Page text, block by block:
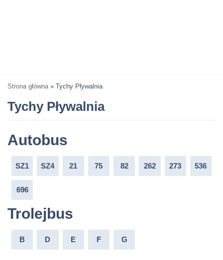
Strona główna» Tychy Pływalnia
Tychy Pływalnia
Autobus
SZ1 SZ4 21 75 82 262 273 536
696
Trolejbus
B D E F G